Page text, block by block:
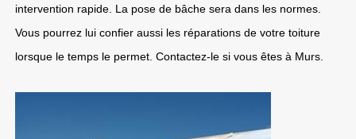
intervention rapide. La pose de bâche sera dans les normes.
Vous pourrez lui confier aussi les réparations de votre toiture
lorsque le temps le permet. Contactez-le si vous êtes à Murs.